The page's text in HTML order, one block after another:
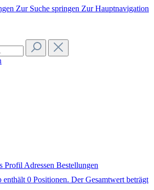
Zur Suche springen Zur Hauptnavigation
Profil Adressen Bestellungen
enthält 0 Positionen. Der Gesamtwert beträgt